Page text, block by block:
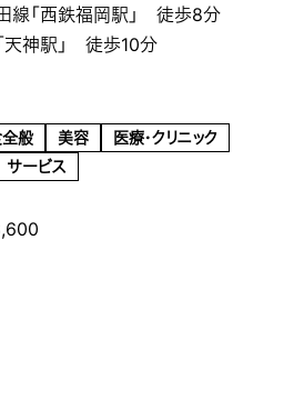
線「西鉄福岡駅」 徒歩8分
天神駅」 徒歩10分
般 美容
医療・クリニック
サービス